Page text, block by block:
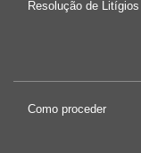
Resolução de
Como proceder